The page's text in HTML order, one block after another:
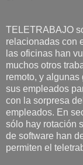
TELETRABAJO
relacionadas con
las oficinas han
muchos otros
remoto, y
sus empleados
con la sorpresa
empleados. En
sólo hay rotación
de software han
permiten el